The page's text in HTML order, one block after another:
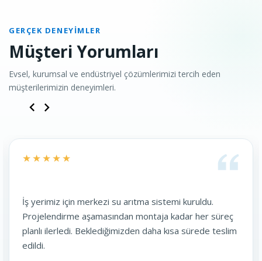
GERÇEK DENEYIMLER
Müşteri Yorumları
Evsel, kurumsal ve endüstriyel çözümlerimizi tercih eden
müşterilerimizin deneyimleri.
su arıtma sistemi kuruldu.
montaja kadar her süreç
daha kısa sürede teslim
★★★★★
Restoranımızda
su kalitesi hem de
olumlu yönde